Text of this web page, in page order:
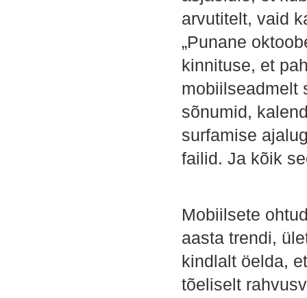
arvutitelt, vaid
„Punane
kinnituse, et
mobiilseadmelt
sõnumid,
surfamise
failid. Ja kõik
Mobiilsete
aasta trendi,
kindlalt öelda,
tõeliselt